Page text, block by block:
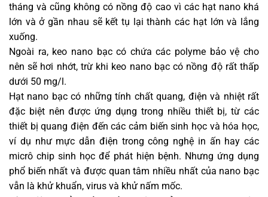
tháng và cũng không có nồng độ cao vì các hạt nano khá
lớn và ở gần nhau sẽ kết tụ lại thành các hạt lớn và lắng
xuống.
Ngoài ra, keo nano bạc có chứa các polyme bảo vệ cho
nên sẽ hơi nhớt, trừ khi keo nano bạc có nồng độ rất thấp
dưới 50 mg/l.
Hạt nano bạc có những tính chất quang, điện và nhiệt rất
đặc biệt nên được ứng dụng trong nhiều thiết bị, từ các
thiết bị quang điện đến các cảm biến sinh học và hóa học,
ví dụ như mực dẫn điện trong công nghệ in ấn hay các
micrô chip sinh học để phát hiện bệnh. Nhưng ứng dụng
phổ biến nhất và được quan tâm nhiều nhất của nano bạc
vẫn là khử khuẩn, virus và khử nấm mốc.